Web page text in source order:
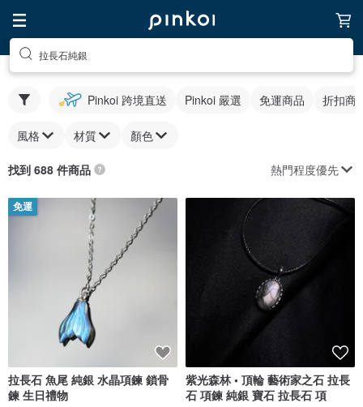
拉長石純銀
Pinkoi 跨境直送 Pinkoi 嚴選 免運商品 折扣商
風格 材質 顏色
找到 688 件商品 熱門程度優先
免運
拉長石 魚尾 純銀 水晶項鍊 鎖骨
鍊 生日禮物
紫光森林 • 頂輪 藝術家之石 拉長
石 項鍊 純銀 寶石 拉長石 項